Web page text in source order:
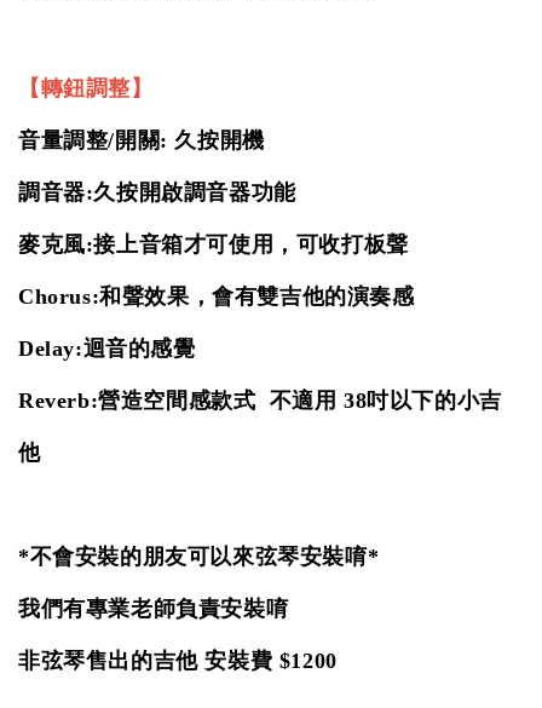
【轉鈕調整】
音量調整/開關: 久按開機
調音器:久按開啟調音器功能
麥克風:接上音箱才可使用，可收打板聲
Chorus:和聲效果，會有雙吉他的演奏感
Delay:迴音的感覺
Reverb:營造空間感款式 不適用 38吋以下的小吉
他
*不會安裝的朋友可以來弦琴安裝唷*
我們有專業老師負責安裝唷
非弦琴售出的吉他 安裝費 $1200